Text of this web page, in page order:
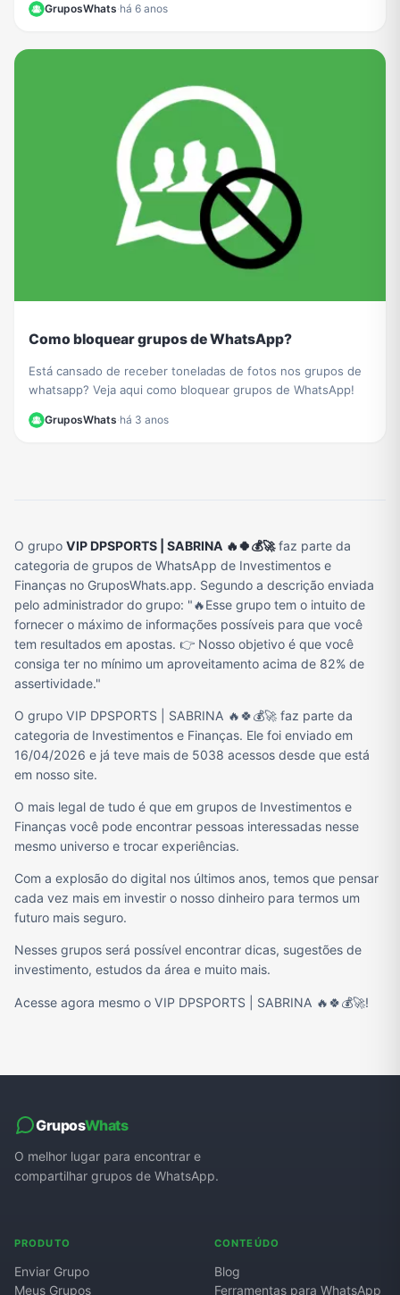
GruposWhats·há 6 anos
Como bloquear grupos de WhatsApp?
Está cansado de receber toneladas de fotos nos grupos de
whatsapp? Veja aqui como bloquear grupos de WhatsApp!
GruposWhats·há 3 anos
O grupo VIP DPSPORTS | SABRINA 🔥🍀💰🚀faz parte da
categoria de grupos de WhatsApp de Investimentos e
Finanças no GruposWhats.app. Segundo a descrição enviada
pelo administrador do grupo: "🔥Esse grupo tem o intuito de
fornecer o máximo de informações possíveis para que você
tem resultados em apostas. 👉 Nosso objetivo é que você
consiga ter no mínimo um aproveitamento acima de 82% de
assertividade."
O grupo VIP DPSPORTS | SABRINA 🔥🍀💰🚀 faz parte da
categoria de Investimentos e Finanças. Ele foi enviado em
16/04/2026 e já teve mais de 5038 acessos desde que está
em nosso site.
O mais legal de tudo é que em grupos de Investimentos e
Finanças você pode encontrar pessoas interessadas nesse
mesmo universo e trocar experiências.
Com a explosão do digital nos últimos anos, temos que pensar
cada vez mais em investir o nosso dinheiro para termos um
futuro mais seguro.
Nesses grupos será possível encontrar dicas, sugestões de
investimento, estudos da área e muito mais.
Acesse agora mesmo o VIP DPSPORTS | SABRINA 🔥🍀💰🚀!
GruposWhats
O melhor lugar para encontrar e
compartilhar grupos de WhatsApp.
PRODUTO
Enviar Grupo
Meus Grupos
CONTEÚDO
Blog
Ferramentas para WhatsApp